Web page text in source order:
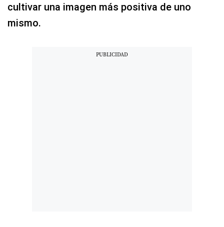
cultivar una imagen más positiva de uno
mismo.